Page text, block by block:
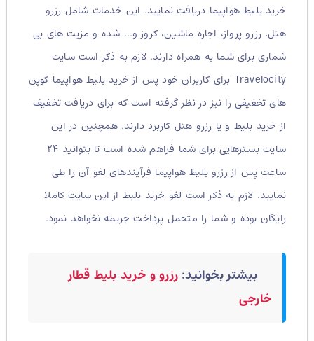
خرید بلیط هواپیما دریافت نمایید. این خدمات شامل رزرو
هتل، رزرو پرواز، اجاره ماشین، کروز و… شده و مزیت های بی
شماری برای شما به همراه دارند. لازم به ذکر است سایت
Travelocity برای کاربران خود پس از خرید بلیط هواپیما کوپن
های تخفیفی را نیز در نظر گرفته است که برای دریافت تخفیف
از خرید بلیط و یا رزرو هتل کاربرد دارند. همچنین در این
سایت بسترهایی برای شما فراهم شده است تا بتوانید ۲۴
ساعت پس از رزرو بلیط هواپیما فرآیندهای لغو آن را طی
نمایید. لازم به ذکر است لغو خرید بلیط از این سایت کاملا
رایگان بوده و شما را متحمل پرداخت جریمه نخواهد نمود.
بیشتر بخوانید:رزرو و خرید بلیط قطار
خارجی